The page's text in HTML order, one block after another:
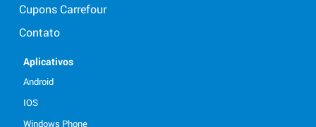
Cupons Carrefour
Contato
Aplicativos
Android
IOS
Windows Phone